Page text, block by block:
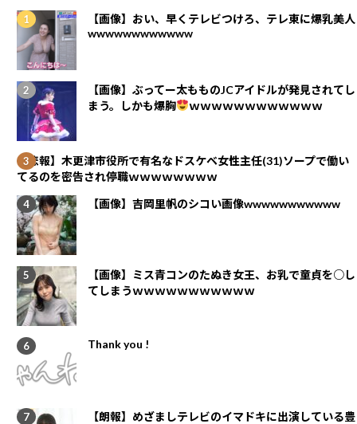
【画像】おい、早くテレビつけろ、テレ東に爆乳美人
wwwwwwwwwwww
【画像】ぶってー太もものJCアイドルが発見されてし
まう。しかも爆胸
ｗｗｗｗｗｗｗｗｗｗｗｗ
【悲報】木更津市役所で有名なドスケベ女性主任(31)ソープで働い
てるのを密告され停職ｗｗｗｗｗｗｗｗ
【画像】吉岡里帆のシコい画像wwwwwwwwwww
【画像】ミス青コンのたぬき女王、お乳で童貞を○し
てしまうｗｗｗｗｗｗｗｗｗｗｗ
Thank you !
【朗報】めざましテレビのイマドキに出演している豊